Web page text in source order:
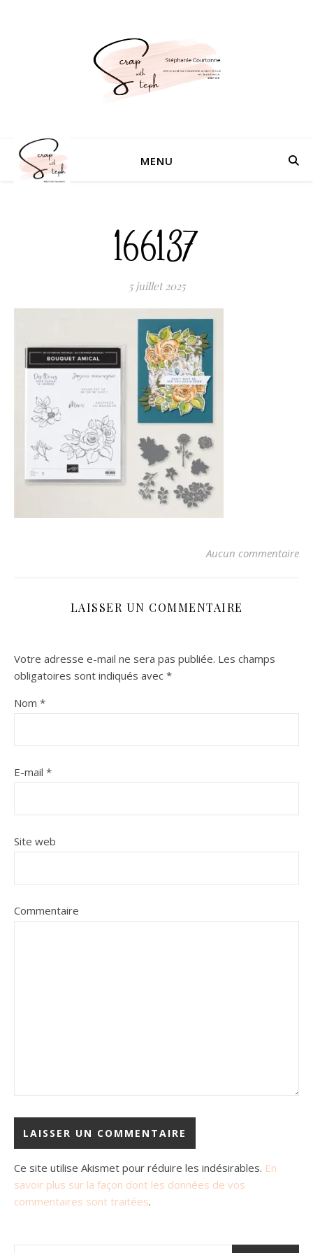
MENU
166137
5 juillet 2025
Aucun commentaire
LAISSER UN COMMENTAIRE
Votre adresse e-mail ne sera pas publiée. Les champs
obligatoires sont indiqués avec *
Nom *
E-mail *
Site web
Commentaire
Ce site utilise Akismet pour réduire les indésirables. En
savoir plus sur la façon dont les données de vos
commentaires sont traitées.